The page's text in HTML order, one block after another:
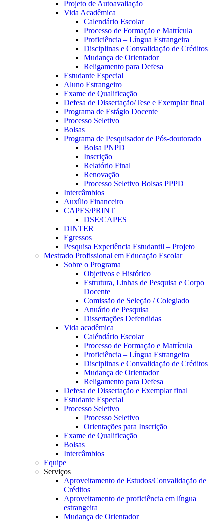
Projeto de Autoavaliação
Vida Acadêmica
Calendário Escolar
Processo de Formação e Matrícula
Proficiência – Língua Estrangeira
Disciplinas e Convalidação de Créditos
Mudança de Orientador
Religamento para Defesa
Estudante Especial
Aluno Estrangeiro
Exame de Qualificação
Defesa de Dissertação/Tese e Exemplar final
Programa de Estágio Docente
Processo Seletivo
Bolsas
Programa de Pesquisador de Pós-doutorado
Bolsa PNPD
Inscrição
Relatório Final
Renovação
Processo Seletivo Bolsas PPPD
Intercâmbios
Auxílio Financeiro
CAPES/PRINT
DSE/CAPES
DINTER
Egressos
Pesquisa Experiência Estudantil – Projeto
Mestrado Profissional em Educação Escolar
Sobre o Programa
Objetivos e Histórico
Estrutura, Linhas de Pesquisa e Corpo
Docente
Comissão de Seleção / Colegiado
Anuário de Pesquisa
Dissertações Defendidas
Vida acadêmica
Caléndário Escolar
Processo de Formação e Matrícula
Proficiência – Língua Estrangeira
Disciplinas e Convalidação de Créditos
Mudança de Orientador
Religamento para Defesa
Defesa de Dissertação e Exemplar final
Estudante Especial
Processo Seletivo
Processo Seletivo
Orientações para Inscrição
Exame de Qualificação
Bolsas
Intercâmbios
Equipe
Serviços
Aproveitamento de Estudos/Convalidação de
Créditos
Aproveitamento de proficiência em língua
estrangeira
Mudança de Orientador